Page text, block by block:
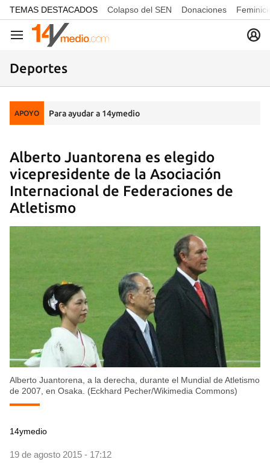
common.go-to-content
TEMAS DESTACADOS Colapso del SEN Donaciones
Navegación
Deportes
APOYO Para ayudar a 14ymedio
Alberto Juantorena es elegido
vicepresidente de la Asociación
Internacional de Federaciones de
Atletismo
Alberto Juantorena, a la derecha, durante el Mundial de Atletismo
de 2007, en Osaka. (Eckhard Pecher/Wikimedia Commons)
14ymedio
19 de agosto 2015 - 17:12